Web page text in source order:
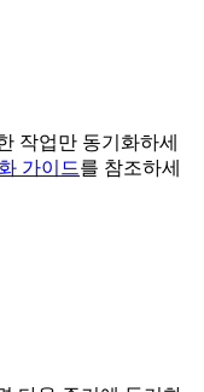
작업만 동기화하세
가이드를 참조하세